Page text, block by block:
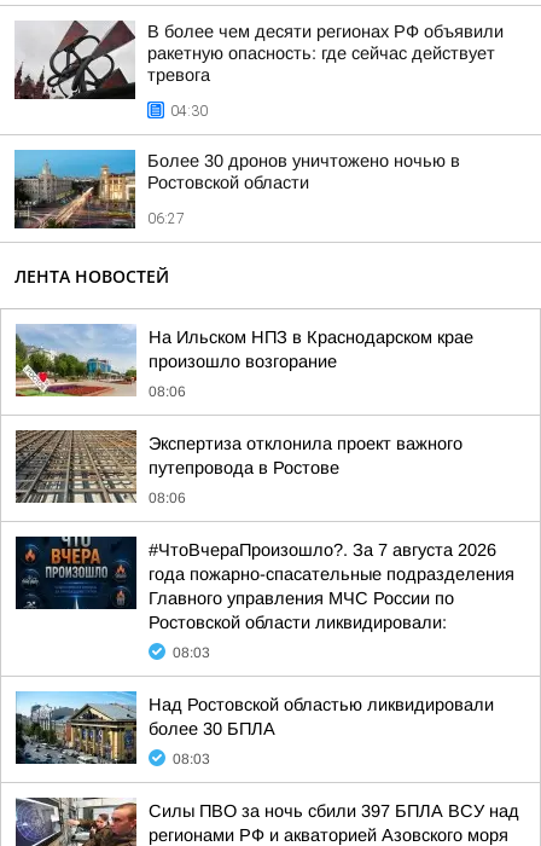
В более чем десяти регионах РФ объявили
ракетную опасность: где сейчас действует
тревога
04:30
Более 30 дронов уничтожено ночью в
Ростовской области
06:27
ЛЕНТА НОВОСТЕЙ
На Ильском НПЗ в Краснодарском крае
произошло возгорание
08:06
Экспертиза отклонила проект важного
путепровода в Ростове
08:06
#ЧтоВчераПроизошло?. За 7 августа 2026
года пожарно-спасательные подразделения
Главного управления МЧС России по
Ростовской области ликвидировали:
08:03
Над Ростовской областью ликвидировали
более 30 БПЛА
08:03
Силы ПВО за ночь сбили 397 БПЛА ВСУ над
регионами РФ и акваторией Азовского моря